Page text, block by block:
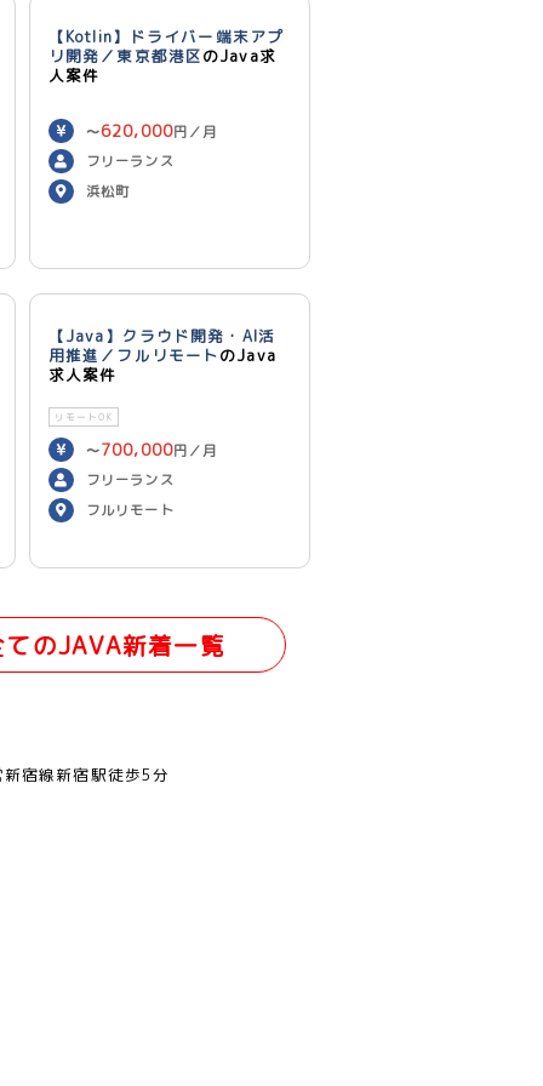
【Kotlin】ドライバー端末アプ
リ開発／東京都港区のJava求
人案件
〜620,000円／月
フリーランス
浜松町
【Java】クラウド開発・AI活
用推進／フルリモートのJava
求人案件
リモートOK
〜700,000円／月
フリーランス
フルリモート
てのJAVA新着一覧
新宿線新宿駅徒歩5分